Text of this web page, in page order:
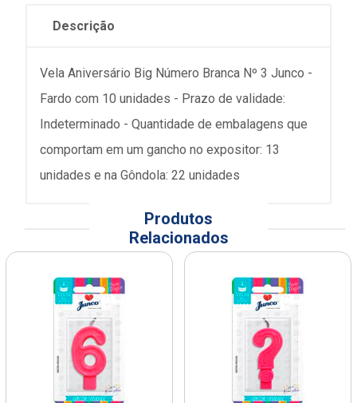
Descrição
Vela Aniversário Big Número Branca Nº 3 Junco -
Fardo com 10 unidades - Prazo de validade:
Indeterminado - Quantidade de embalagens que
comportam em um gancho no expositor: 13
unidades e na Gôndola: 22 unidades
Produtos
Relacionados